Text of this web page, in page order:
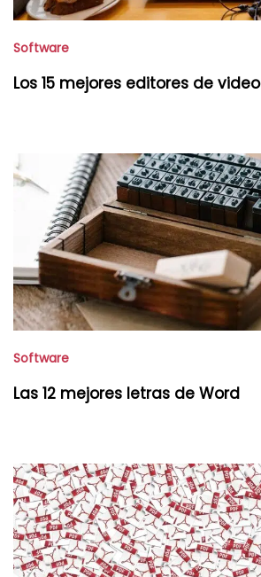
Software
Los 15 mejores editores de video
Software
Las 12 mejores letras de Word